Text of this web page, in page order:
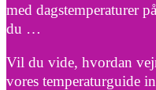
med dagstemperaturer
du …
Vil du vide, hvordan
vores temperaturguide